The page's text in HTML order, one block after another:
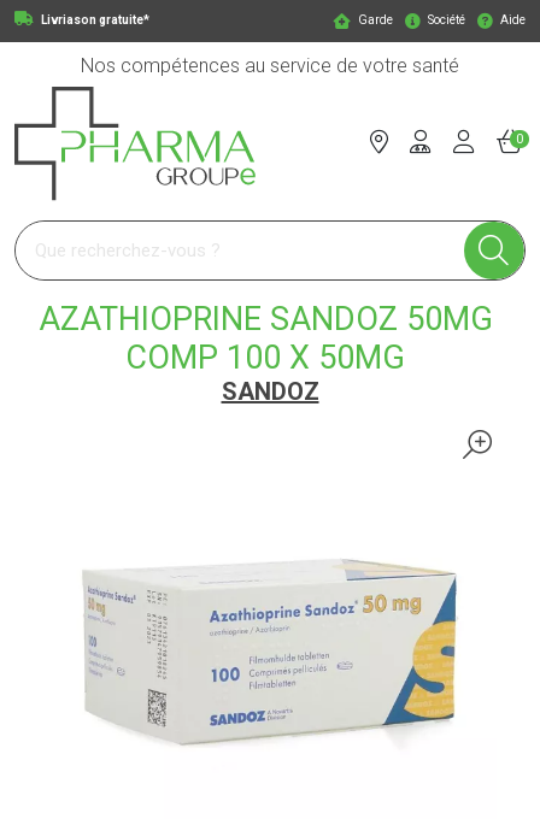
Livriason gratuite* Garde Société Aide
Nos compétences au service de votre santé
Pharmagroupe Votre pharmacie en ligne à votre service
0
AZATHIOPRINE SANDOZ 50MG
COMP 100 X 50MG
SANDOZ